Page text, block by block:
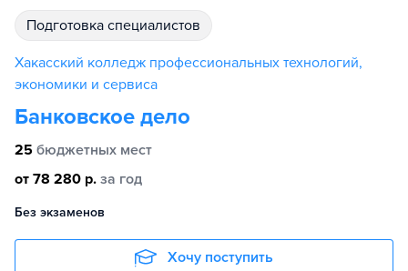
подготовка специалистов
Хакасский колледж профессиональных технологий,
экономики и сервиса
Банковское дело
25 бюджетных мест
от 78 280 р. за год
Без экзаменов
Хочу поступить